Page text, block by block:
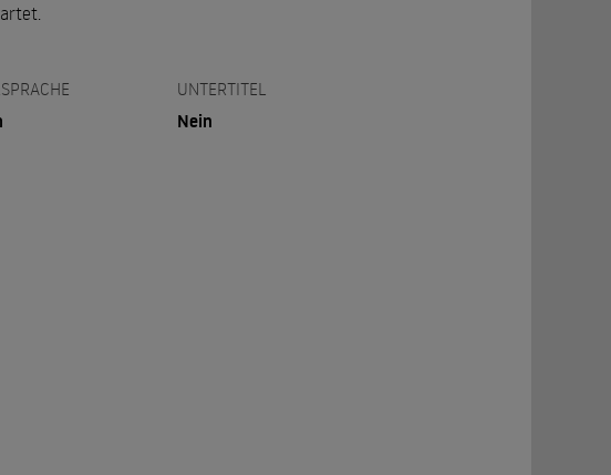
UNTERTITEL
Nein